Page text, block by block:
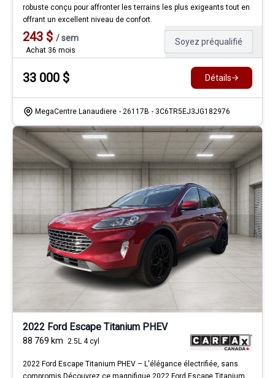
robuste conçu pour affronter les terrains les plus exigeants tout en
offrant un excellent niveau de confort.
243 $ /sem
Achat 36 mois
Soyez préqualifié
33 000 $ Détails
MegaCentre Lanaudiere - 26117B - 3C6TR5EJ3JG182976
2022 Ford Escape Titanium PHEV
88 769 km 2.5L 4 cyl
2022 Ford Escape Titanium PHEV – L'élégance électrifiée, sans
compromis Découvrez ce magnifique 2022 Ford Escape Titanium